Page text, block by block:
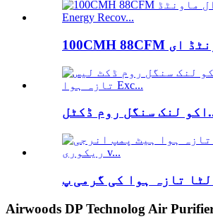
ڈکٹل...
Airwoods DP Technolog Air